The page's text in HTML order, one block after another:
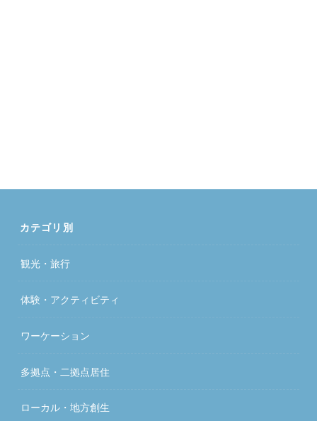
カテゴリ別
観光・旅行
体験・アクティビティ
ワーケーション
多拠点・二拠点居住
ローカル・地方創生